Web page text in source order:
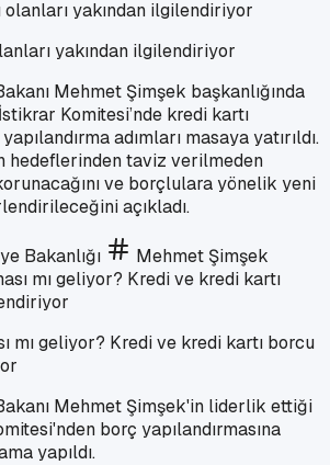
yakından ilgilendiriyor
Mehmet Şimşek başkanlığında
Komitesi’nde kredi kartı
adımları masaya yatırıldı.
hedeflerinden taviz verilmeden
ve borçlulara yönelik yeni
açıkladı.
Bakanlığı Mehmet Şimşek
mı geliyor? Kredi ve kredi kartı borcu
Mehmet Şimşek'in liderlik ettiği
borç yapılandırmasına
yapıldı.